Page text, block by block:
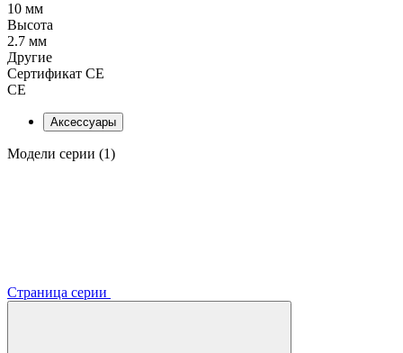
10 мм
Высота
2.7 мм
Другие
Сертификат CE
CE
Аксессуары
Модели серии (1)
Страница серии